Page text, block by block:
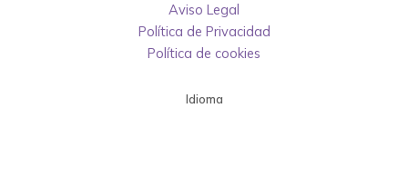
Aviso Legal
Política de Privacidad
Política de cookies
Idioma